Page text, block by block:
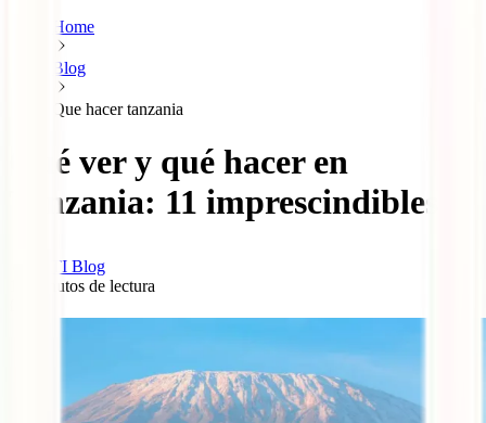
Home
Blog
Que hacer tanzania
Qué ver y qué hacer en
Tanzania: 11 imprescindibles
IATI Blog
minutos de lectura